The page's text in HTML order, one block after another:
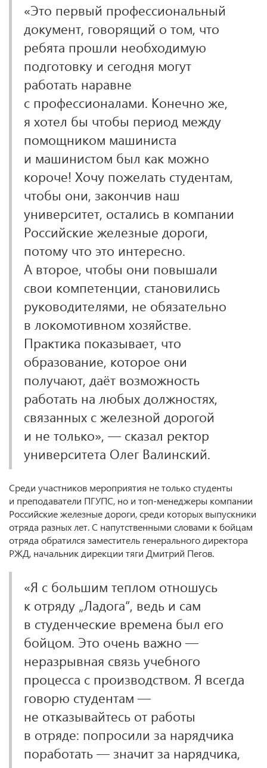
«Это первый профессиональный
документ, говорящий о том, что
ребята прошли необходимую
подготовку и сегодня могут
работать наравне
с профессионалами. Конечно же,
я хотел бы чтобы период между
помощником машиниста
и машинистом был как можно
короче! Хочу пожелать студентам,
чтобы они, закончив наш
университет, остались в компании
Российские железные дороги,
потому что это интересно.
А второе, чтобы они повышали
свои компетенции, становились
руководителями, не обязательно
в локомотивном хозяйстве.
Практика показывает, что
образование, которое они
получают, даёт возможность
работать на любых должностях,
связанных с железной дорогой
и не только», — сказал ректор
университета Олег Валинский.
Среди участников мероприятия не только студенты
и преподаватели ПГУПС, но и топ-менеджеры компании
Российские железные дороги, среди которых выпускники
отряда разных лет. С напутственными словами к бойцам
отряда обратился заместитель генерального директора
РЖД, начальник дирекции тяги Дмитрий Пегов.
«Я с большим теплом отношусь
к отряду „Ладога“, ведь и сам
в студенческие времена был его
бойцом. Это очень важно —
неразрывная связь учебного
процесса с производством. Я всегда
говорю студентам —
не отказывайтесь от работы
в отряде: попросили за нарядчика
поработать — значит за нарядчика,